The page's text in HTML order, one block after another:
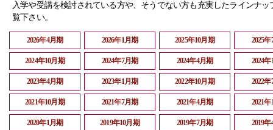
入学や受講を検討されている方や、そうでない方も充実したラインナッ
覧下さい。
2026年4月期 2026年1月期 2025年10月期 2025
2024年10月期 2024年7月期 2024年4月期 2024
2023年4月期 2023年1月期 2022年10月期 2022
2021年10月期 2021年7月期 2021年4月期 2021
2020年1月期 2019年10月期 2019年7月期 2019